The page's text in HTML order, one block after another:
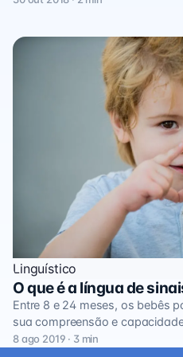
Linguístico
O que é a língua de
Entre 8 e 24 meses, os bebês
sua compreensão e
8 ago 2019 · 3 min